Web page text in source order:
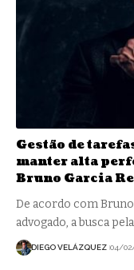
Gestão de
manter alta
Bruno Garcia
De acordo com
advogado, a busca
DIEGO VELÁZQUEZ 04/